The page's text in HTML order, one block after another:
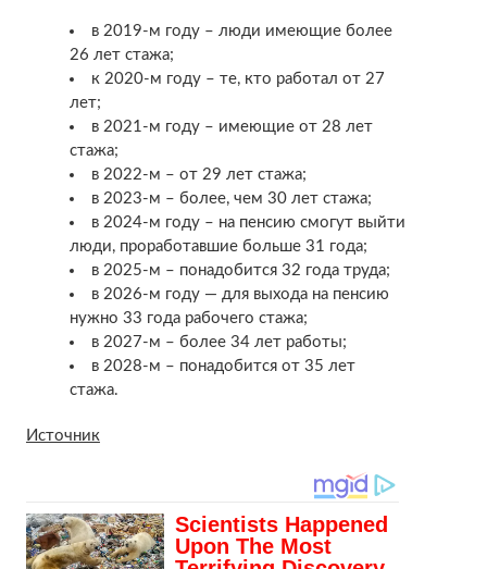
в 2019-м году – люди имеющие более
26 лет стажа;
к 2020-м году – те, кто работал от 27
лет;
в 2021-м году – имеющие от 28 лет
стажа;
в 2022-м – от 29 лет стажа;
в 2023-м – более, чем 30 лет стажа;
в 2024-м году – на пенсию смогут выйти
люди, проработавшие больше 31 года;
в 2025-м – понадобится 32 года труда;
в 2026-м году — для выхода на пенсию
нужно 33 года рабочего стажа;
в 2027-м – более 34 лет работы;
в 2028-м – понадобится от 35 лет
стажа.
Источник